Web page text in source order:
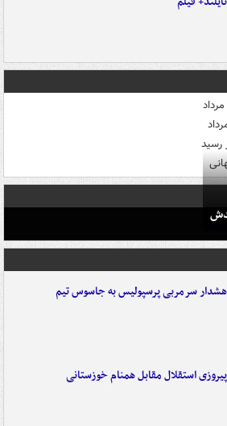
هشدار سرمربی پرسپولیس به جاسوس تیم
پیروزی استقلال مقابل همنام خوزستانی